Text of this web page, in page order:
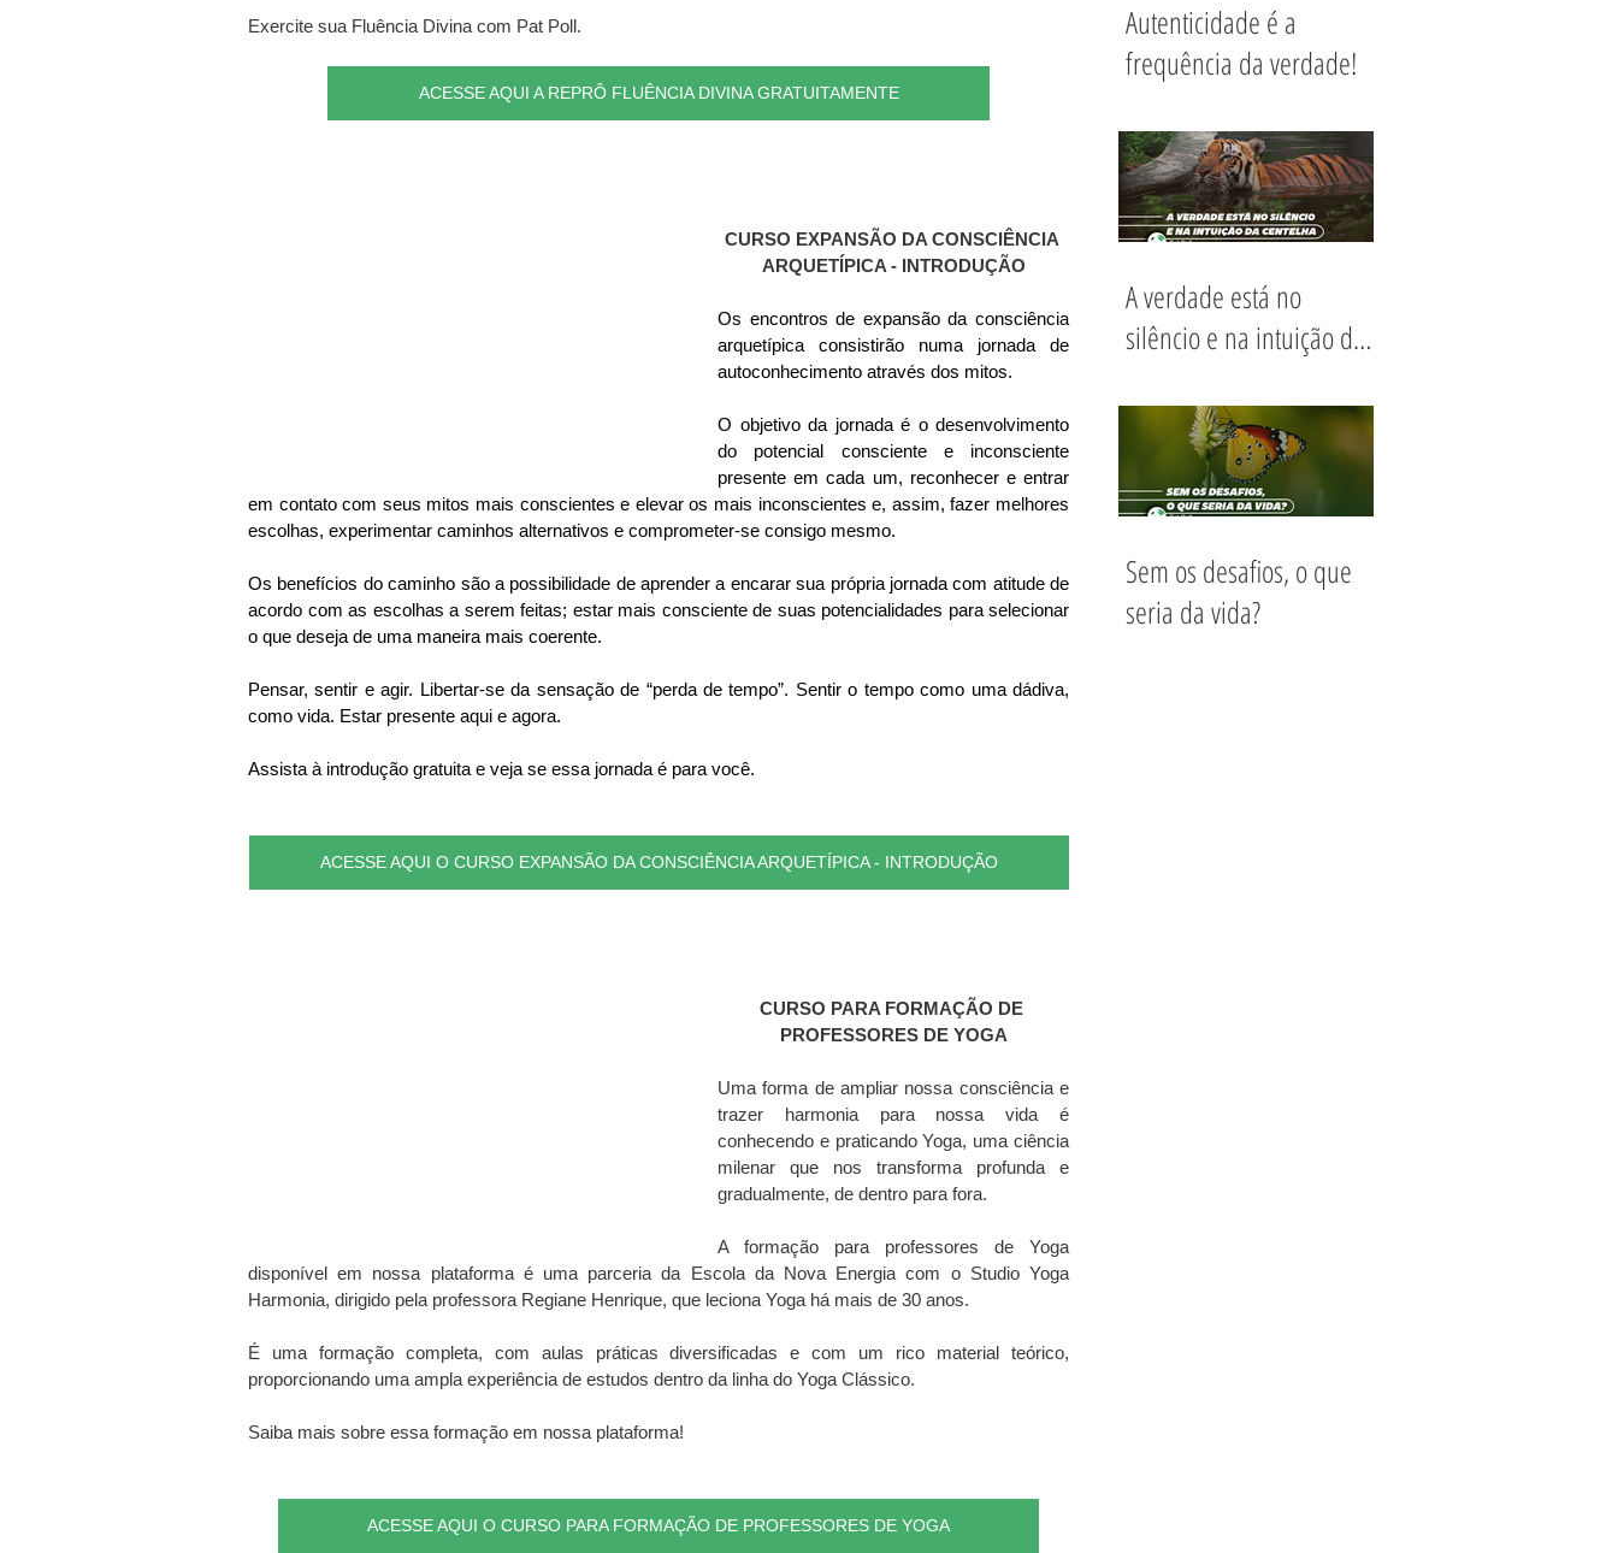
Exercite sua Fluência Divina com Pat Poll.
ACESSE AQUI A REPRÔ FLUÊNCIA DIVINA GRATUITAMENTE
CURSO EXPANSÃO DA CONSCIÊNCIA
ARQUETÍPICA - INTRODUÇÃO
Os encontros de expansão da consciência
arquetípica consistirão numa jornada de
autoconhecimento através dos mitos.
O objetivo da jornada é o desenvolvimento
do potencial consciente e inconsciente
presente em cada um, reconhecer e entrar
em contato com seus mitos mais conscientes e elevar os mais inconscientes e, assim, fazer melhores
escolhas, experimentar caminhos alternativos e comprometer-se consigo mesmo.
Os benefícios do caminho são a possibilidade de aprender a encarar sua própria jornada com atitude de
acordo com as escolhas a serem feitas; estar mais consciente de suas potencialidades para selecionar
o que deseja de uma maneira mais coerente.
Pensar, sentir e agir. Libertar-se da sensação de “perda de tempo”. Sentir o tempo como uma dádiva,
como vida. Estar presente aqui e agora.
Assista à introdução gratuita e veja se essa jornada é para você.
ACESSE AQUI O CURSO EXPANSÃO DA CONSCIÊNCIA ARQUETÍPICA - INTRODUÇÃO
CURSO PARA FORMAÇÃO DE
PROFESSORES DE YOGA
Uma forma de ampliar nossa consciência e
trazer harmonia para nossa vida é
conhecendo e praticando Yoga, uma ciência
milenar que nos transforma profunda e
gradualmente, de dentro para fora.
A formação para professores de Yoga
disponível em nossa plataforma é uma parceria da Escola da Nova Energia com o Studio Yoga
Harmonia, dirigido pela professora Regiane Henrique, que leciona Yoga há mais de 30 anos.
É uma formação completa, com aulas práticas diversificadas e com um rico material teórico,
proporcionando uma ampla experiência de estudos dentro da linha do Yoga Clássico.
Saiba mais sobre essa formação em nossa plataforma!
ACESSE AQUI O CURSO PARA FORMAÇÃO DE PROFESSORES DE YOGA
Autenticidade é a
frequência da verdade!
A verdade está no
silêncio e na intuição da
Sem os desafios, o que
seria da vida?